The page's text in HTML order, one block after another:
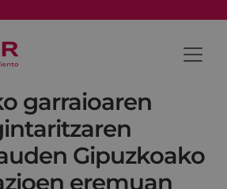
garraioaren
Gipuzkoako
eremuan